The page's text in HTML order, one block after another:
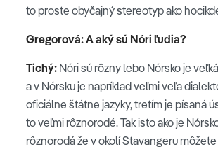
to proste obyčajný stereotyp ako
Gregorová: A aký sú Nóri ľudia?
Tichý: Nóri sú rôzny lebo Nórsko je
a v Nórsku je napríklad veľmi veľa
oficiálne štátne jazyky, tretím je písaná
to veľmi rôznorodé. Tak isto ako je
rôznorodá že v okolí Stavangeru